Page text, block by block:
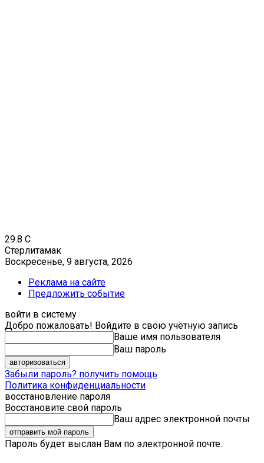
29.8 C
Стерлитамак
Воскресенье, 9 августа, 2026
Реклама на сайте
Предложить событие
войти в систему
Добро пожаловать! Войдите в свою учётную запись
Ваше имя пользователя
Ваш пароль
Забыли пароль? получить помощь
Политика конфиденциальности
восстановление пароля
Восстановите свой пароль
Ваш адрес электронной почты
Пароль будет выслан Вам по электронной почте.